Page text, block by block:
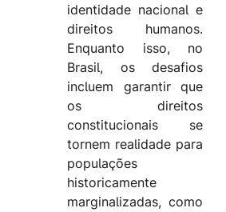
identidade nacional e
direitos humanos.
Enquanto isso, no
Brasil, os desafios
incluem garantir que
os direitos
constitucionais se
tornem realidade para
populações
historicamente
marginalizadas, como